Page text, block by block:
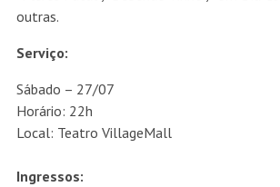
outras.
Serviço:
Sábado – 27/07
Horário: 22h
Local: Teatro VillageMall
Ingressos: